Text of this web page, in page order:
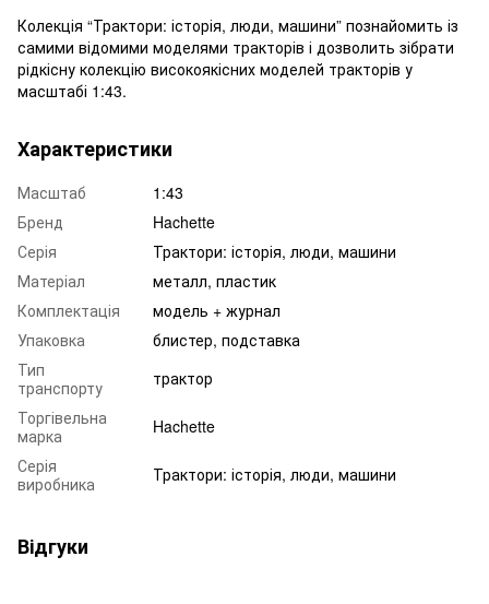
Колекція “Трактори: історія, люди, машини” познайомить із
самими відомими моделями тракторів і дозволить зібрати
рідкісну колекцію високоякісних моделей тракторів у
масштабі 1:43.
Характеристики
Масштаб
1:43
Бренд
Hachette
Серія
Трактори: історія, люди, машини
Матеріал
металл, пластик
Комплектація
модель + журнал
Упаковка
блистер, подставка
Тип
транспорту
трактор
Торгівельна
марка
Hachette
Серія
виробника
Трактори: історія, люди, машини
Відгуки